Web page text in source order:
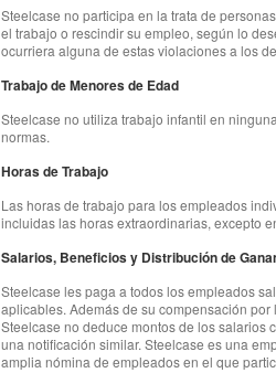
Steelcase no participa en la trata de
el trabajo o rescindir su empleo, según lo
ocurriera alguna de estas violaciones a los
Trabajo de Menores de Edad
Steelcase no utiliza trabajo infantil en
normas.
Horas de Trabajo
Las horas de trabajo para los empleados
incluidas las horas extraordinarias, excepto
Salarios, Beneficios y Distribución de
Steelcase les paga a todos los empleados
aplicables. Además de su compensación
Steelcase no deduce montos de los salarios
una notificación similar. Steelcase es una
amplia nómina de empleados en el que